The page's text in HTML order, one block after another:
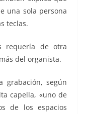
una sola persona
teclas.
requería de otra
del organista.
grabación, según
capella, «uno de
de los espacios